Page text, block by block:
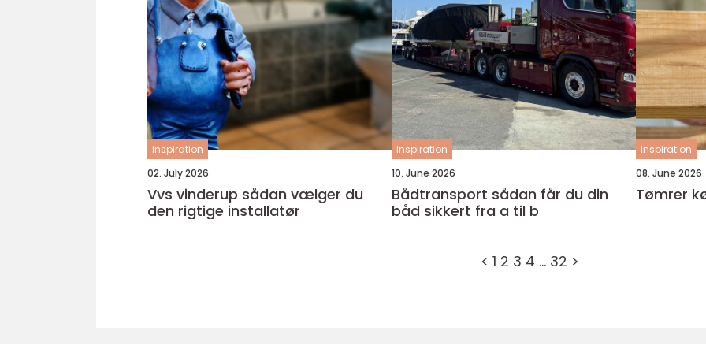
inspiration
02. July 2026
Vvs vinderup sådan vælger du
den rigtige installatør
inspiration
10. June 2026
Bådtransport sådan får du din
båd sikkert fra a til b
inspiration
08. June 2026
Tømrer
< 1 2 3 4 … 32 >